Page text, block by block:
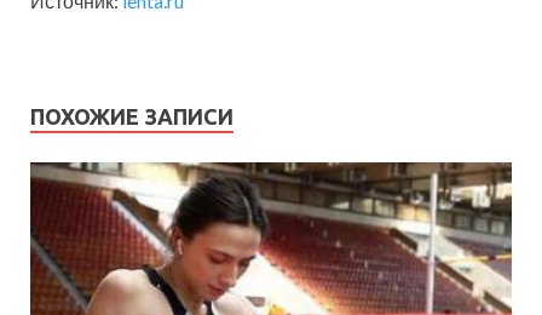
ПОХОЖИЕ ЗАПИСИ